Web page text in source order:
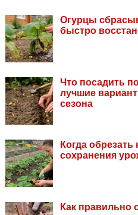
Огурцы
быстро
Что посадить
лучшие
сезона
Когда
сохранения
Как правильно